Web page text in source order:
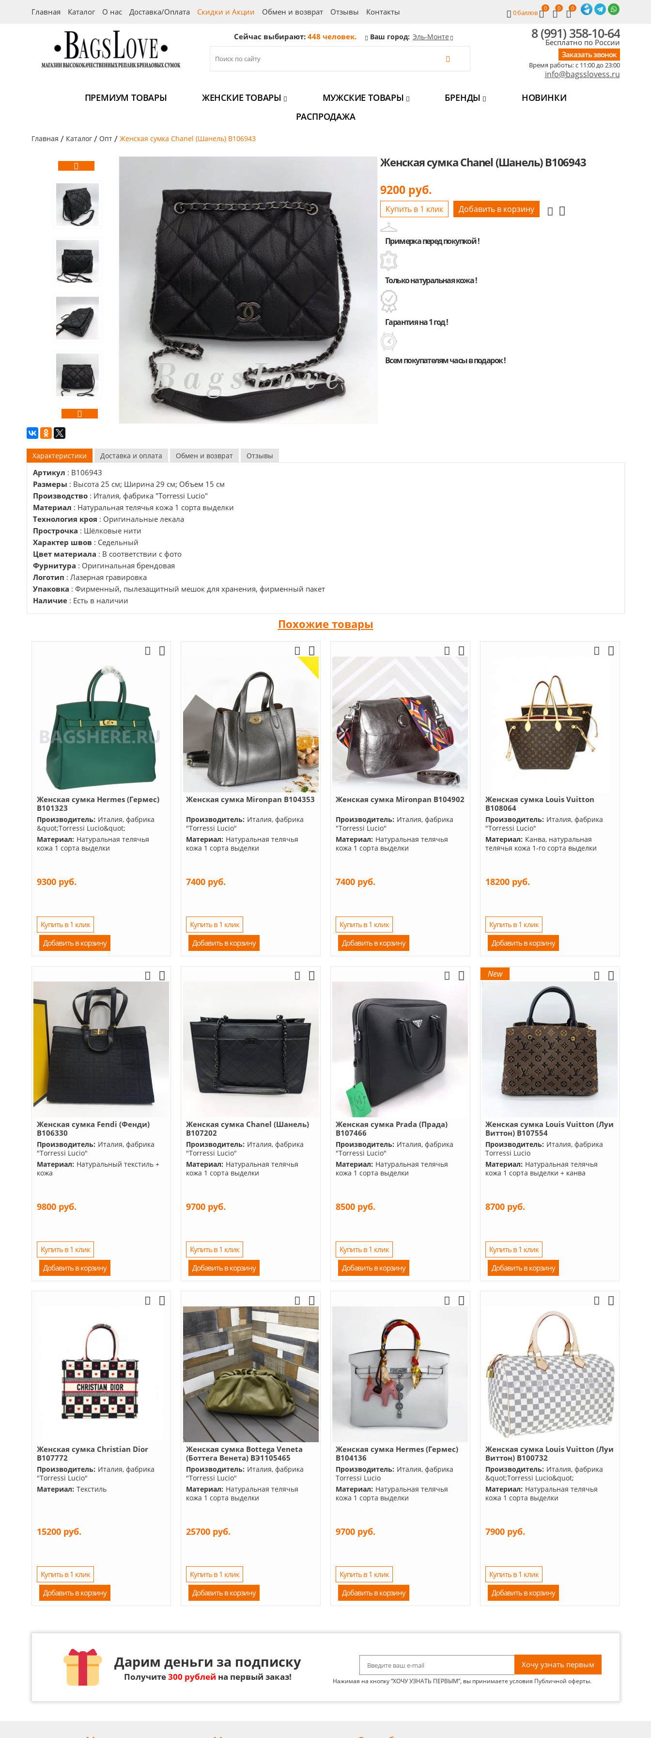
Главная Каталог О нас Доставка/Оплата Скидки и Акции Обмен и возврат Отзывы Контакты 0баллов
0 0 0
Сейчас выбирают:448 человек. Ваш город: Эль-Монте 8 (991) 358-10-64
Бесплатно по России
Заказать звонок
Время работы: c 11:00 до 23:00
info@bagsslovess.ru
ПРЕМИУМ ТОВАРЫ ЖЕНСКИЕ ТОВАРЫ МУЖСКИЕ ТОВАРЫ БРЕНДЫ
НОВИНКИ
РАСПРОДАЖА
Главная / Каталог / Опт / Женская сумка Chanel (Шанель) B106943
Женская сумка Chanel (Шанель) B106943
9200руб.
Купить в 1 клик Добавить в корзину
Примерка перед покупкой !
Только натуральная кожа !
Гарантия на 1 год !
Всем покупателямчасыв подарок !
Характеристики Доставка и оплата Обмен и возврат Отзывы
Артикул : B106943
Размеры : Высота 25 см; Ширина 29 см; Объем 15 см
Производство : Италия, фабрика "Torressi Lucio"
Материал : Натуральная телячья кожа 1 сорта выделки
Технология кроя : Оригинальные лекала
Прострочка : Шёлковые нити
Характер швов : Седельный
Цвет материала : В соответствии с фото
Фурнитура : Оригинальная брендовая
Логотип : Лазерная гравировка
Упаковка : Фирменный, пылезащитный мешок для хранения, фирменный пакет
Наличие : Есть в наличии
Похожие товары
Женская сумка Hermes (Гермес)
B101323
Производитель: Италия, фабрика
&quot;Torressi Lucio&quot;
Материал: Натуральная телячья
кожа 1 сорта выделки
9300 руб.
Купить в 1 клик
Добавить в корзину
Женская сумка Mironpan B104353
Производитель: Италия, фабрика
"Torressi Lucio"
Материал: Натуральная телячья
кожа 1 сорта выделки
7400 руб.
Купить в 1 клик
Добавить в корзину
Женская сумка Mironpan B104902
Производитель: Италия, фабрика
"Torressi Lucio"
Материал: Натуральная телячья
кожа 1 сорта выделки
7400 руб.
Купить в 1 клик
Добавить в корзину
Женская сумка Louis Vuitton
B108064
Производитель: Италия, фабрика
"Torressi Lucio"
Материал: Канва, натуральная
телячья кожа 1-го сорта выделки
18200 руб.
Купить в 1 клик
Добавить в корзину
Женская сумка Fendi (Фенди)
B106330
Производитель: Италия, фабрика
"Torressi Lucio"
Материал: Натуральный текстиль +
кожа
9800 руб.
Купить в 1 клик
Добавить в корзину
Женская сумка Chanel (Шанель)
B107202
Производитель: Италия, фабрика
"Torressi Lucio"
Материал: Натуральная телячья
кожа 1 сорта выделки
9700 руб.
Купить в 1 клик
Добавить в корзину
Женская сумка Prada (Прада)
B107466
Производитель: Италия, фабрика
"Torressi Lucio"
Материал: Натуральная телячья
кожа 1 сорта выделки
8500 руб.
Купить в 1 клик
Добавить в корзину
New
Женская сумка Louis Vuitton (Луи
Виттон) B107554
Производитель: Италия, фабрика
Torressi Lucio
Материал: Натуральная телячья
кожа 1 сорта выделки + канва
8700 руб.
Купить в 1 клик
Добавить в корзину
Женская сумка Christian Dior
B107772
Производитель: Италия, фабрика
"Torressi Lucio"
Материал: Текстиль
15200 руб.
Купить в 1 клик
Добавить в корзину
Женская сумка Bottega Veneta
(Боттега Венета) BЭ1105465
Производитель: Италия, фабрика
"Torressi Lucio"
Материал: Натуральная телячья
кожа 1 сорта выделки
25700 руб.
Купить в 1 клик
Добавить в корзину
Женская сумка Hermes (Гермес)
B104136
Производитель: Италия, фабрика
Torressi Lucio
Материал: Натуральная телячья
кожа 1 сорта выделки
9700 руб.
Купить в 1 клик
Добавить в корзину
Женская сумка Louis Vuitton (Луи
Виттон) B100732
Производитель: Италия, фабрика
&quot;Torressi Lucio&quot;
Материал: Натуральная телячья
кожа 1 сорта выделки
7900 руб.
Купить в 1 клик
Добавить в корзину
Дарим деньги за подписку
Получите300 рублей на первый заказ! Нажимая на кнопку “ХОЧУ УЗНАТЬ ПЕРВЫМ”, вы принимаете условия Публичной оферты.